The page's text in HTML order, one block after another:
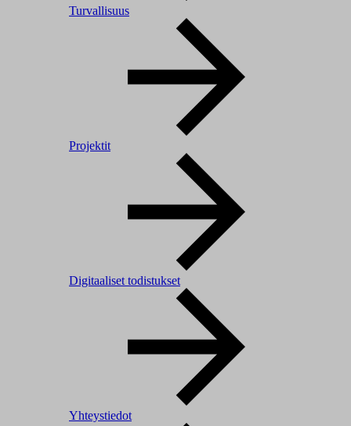
Turvallisuus
Projektit
Digitaaliset todistukset
Yhteystiedot